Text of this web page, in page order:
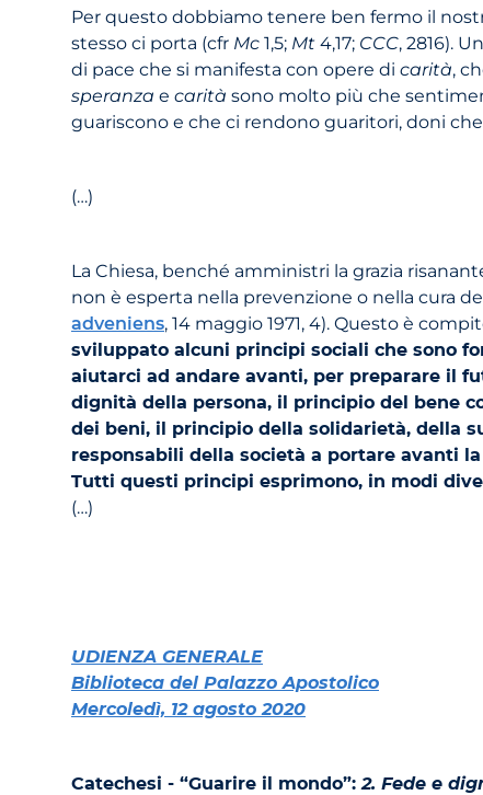
Per questo dobbiamo tenere ben fermo il
stesso ci porta (cfr Mc1,5; Mt4,17; CCC, 2816).
di pace che si manifesta con opere di carità,
speranza e carità sono molto più che
guariscono e che ci rendono guaritori, doni
(…)
La Chiesa, benché amministri la grazia
non è esperta nella prevenzione o nella cura
adveniens, 14 maggio 1971, 4). Questo è
sviluppato alcuni principi sociali che sono
aiutarci ad andare avanti, per preparare il
dignità della persona, il principio del bene
dei beni, il principio della solidarietà, della
responsabili della società a portare avanti
Tutti questi principi esprimono, in modi
(…)
UDIENZA GENERALE
Biblioteca del Palazzo Apostolico
Mercoledì, 12 agosto 2020
Catechesi - “Guarire il mondo”: 2. Fede e